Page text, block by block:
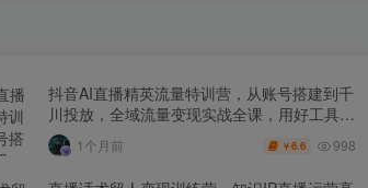
抖音AI直播精英流量特训营，从账号搭建到千
川投放，全域流量变现实战全课，用好工具让
賺钱更简单
1个月前 ￥6.6 998